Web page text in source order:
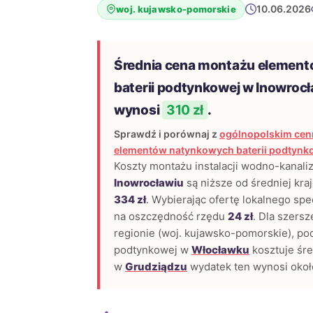
woj. kujawsko-pomorskie 10.06.2026
Średnia cena montażu
baterii podtynkowej w
wynosi 310 zł .
Sprawdź i porównaj z ogólnopolskim
elementów natynkowych baterii
Koszty montażu instalacji wodno-
Inowrocławiu są niższe od średniej
334 zł. Wybierając ofertę lokalnego
na oszczędność rzędu 24 zł. Dla
regionie (woj. kujawsko-pomorskie),
podtynkowej w Włocławku kosztuje
w Grudziądzu wydatek ten wynosi